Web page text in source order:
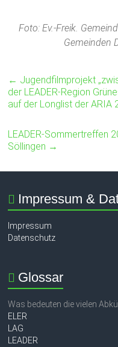
Foto: Ev.-Freik.
Gemeinden
← Jugendfilmprojekt
der LEADER-Region
auf der Longlist der ARIA
LEADER-Sommertreffen
Söllingen →
Impressum &
Impressum
Datenschutz
Glossar
Was bedeuten die vielen
ELER
LAG
LEADER